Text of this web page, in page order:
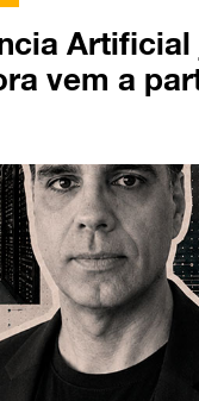
Artificial
vem a